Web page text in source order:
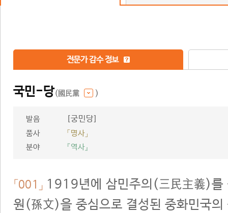
전문가 감수 정보
국민-당(國民黨 )
발음 [궁민당]
품사
「명사」
분야
『역사』
「001」 1919년에 삼민주의(三民主義)
원(孫文)을 중심으로 결성된 중화민국